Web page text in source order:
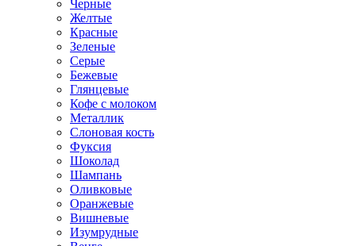
Черные
Желтые
Красные
Зеленые
Серые
Бежевые
Глянцевые
Кофе с молоком
Металлик
Слоновая кость
Фуксия
Шоколад
Шампань
Оливковые
Оранжевые
Вишневые
Изумрудные